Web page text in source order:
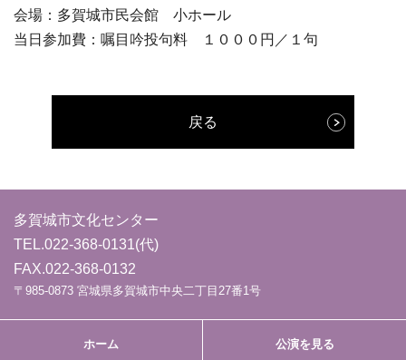
会場：多賀城市民会館 小ホール
当日参加費：嘱目吟投句料 １０００円／１句
戻る
多賀城市文化センター
TEL.022-368-0131(代)
FAX.022-368-0132
〒985-0873 宮城県多賀城市中央二丁目27番1号
ホーム 公演を見る